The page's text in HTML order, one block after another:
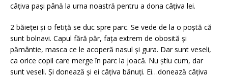
câțiva pași până la urna noastră pentru a dona câțiva lei.
2 băieței și o fetiță se duc spre parc. Se vede de la o poștă că
sunt bolnavi. Capul fără păr, fața extrem de obosită și
pământie, masca ce le acoperă nasul și gura. Dar sunt veseli,
ca orice copil care merge în parc la joacă. Nu știu cum, dar
sunt veseli. Și donează și ei câțiva bănuți. Ei…donează câțiva